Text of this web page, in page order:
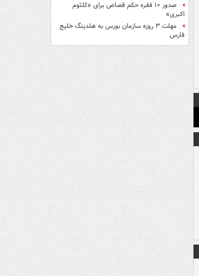
صدور ۱۰ فقره حکم قصاص برای «کلثوم
اکبری»
مهلت ۳ روزه سازمان بورس به هلدینگ خلیج
فارس